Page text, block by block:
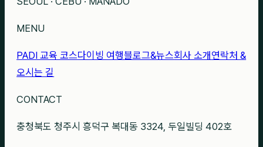
MENU
PADI 교육 코스다이빙 여행블로그&뉴스회사 소개 연락처 &
오시는 길
CONTACT
충청북도 청주시 흥덕구 복대동 3324, 두일빌딩 402호